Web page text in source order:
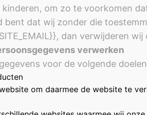
om zo te voorkomen
dat wij zonder die
dan verwijderen
verwerken
voor de volgende
om daarmee de website te